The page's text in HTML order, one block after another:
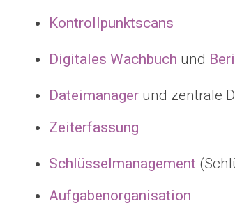
Kontrollpunktscans
Digitales Wachbuch und
Dateimanager und zentrale
Zeiterfassung
Schlüsselmanagement
Aufgabenorganisation